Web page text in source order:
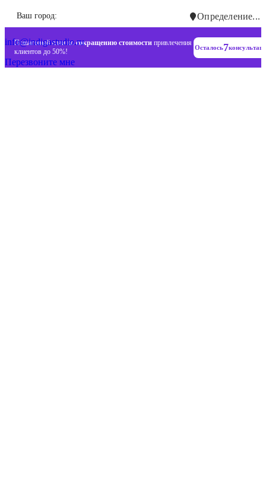
Ваш город: Определение...
Пошаговый план посокращению стоимости привлечения
клиентов до 50%!
Осталось7
+7 (993) 477-18-57
info@indigastudio.ru
Перезвоните мне